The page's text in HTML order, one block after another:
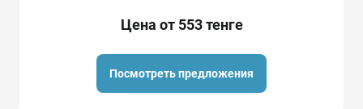
Цена от 553 тенге
Посмотреть предложения